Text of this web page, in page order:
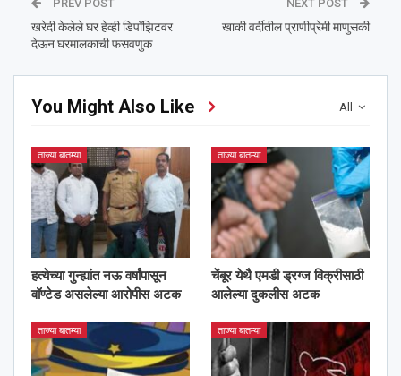
PREV POST
खरेदी केलेले घर हेव्ही डिपॉझिटवर
देऊन घरमालकाची फसवणुक
NEXT POST
खाकी वर्दीतील प्राणीप्रेमी माणुसकी
All
You Might Also Like
ताज्या बातम्या
हत्येच्या गुन्ह्यांत नऊ वर्षांपासून
वॉण्टेड असलेल्या आरोपीस अटक
ताज्या बातम्या
चेंबूर येथै एमडी ड्रग्ज विक्रीसाठी
आलेल्या दुकलीस अटक
ताज्या बातम्या ताज्या बातम्या